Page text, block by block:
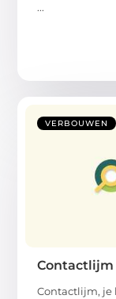
...
VERBOUWEN
Contactlijm, je